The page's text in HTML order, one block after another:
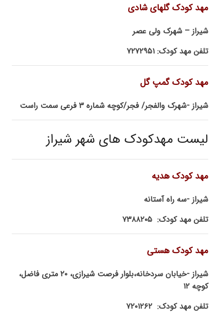
مهد کودک گلهای شادی
شیراز – شهرک ولی عصر
تلفن مهد کودک: ۷۲۷۲۹۵۱
مهد کودک گمپ گل
شیراز -شهرک والفجر/ فجر/کوچه شماره ۳ فرعی سمت راست
لیست مهدکودک های شهر شیراز
مهد کودک هدیه
شیراز -سه راه آستانه
تلفن مهد کودک: ۷۳۸۸۲۰۵
مهد کودک هستی
شیراز -خیابان سردخانه،بلوار فرصت شیرازی، ۲۰ متری فاضل،
کوچه ۱۲
تلفن مهد کودک: ۷۲۰۱۲۶۲